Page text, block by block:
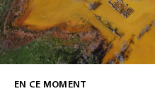
EN CE MOMENT